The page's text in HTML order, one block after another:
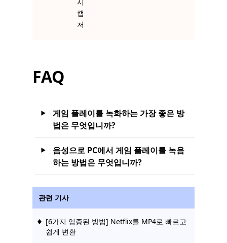
캡
처
FAQ
게임 플레이를 녹화하는 가장 좋은 방
법은 무엇입니까?
음성으로 PC에서 게임 플레이를 녹음
하는 방법은 무엇입니까?
관련 기사
[6가지 입증된 방법] Netflix를 MP4로 빠르고
쉽게 변환